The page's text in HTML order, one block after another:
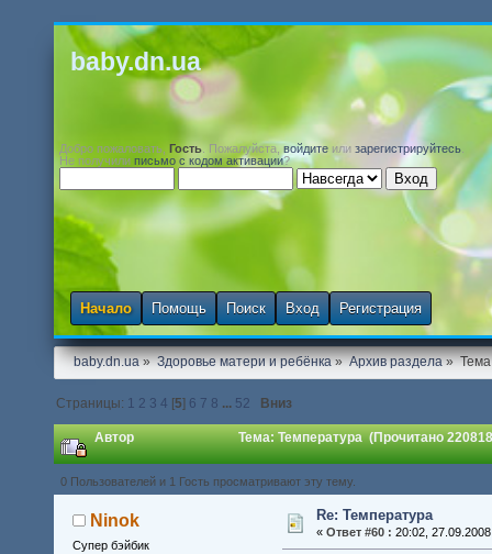
baby.dn.ua
Добро пожаловать, Гость . Пожалуйста,войдите или зарегистрируйтесь
Не получили письмо с кодом активации?
Начало Помощь Поиск Вход Регистрация
baby.dn.ua» Здоровье матери и ребёнка» Архив раздела»
Страницы: 1 2 3 4 [5] 6 7 8 ... 52 Вниз
Автор Тема: Температура (Прочитано
0 Пользователей и 1 Гость просматривают эту тему.
Ninok
Супер бэйбик
Re: Температура
« Ответ #60 : 20:02,